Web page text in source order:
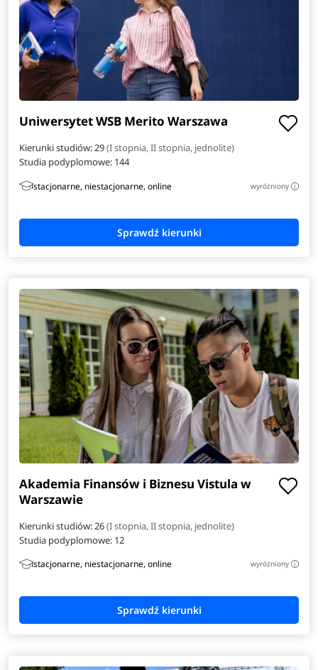
Uniwersytet WSB Merito Warszawa
Kierunki studiów: 29(I stopnia, II stopnia, jednolite)
Studia podyplomowe: 144
stacjonarne, niestacjonarne, online wyróżniony i
Akademia Finansów i Biznesu Vistula w
Warszawie
Kierunki studiów: 26(I stopnia, II stopnia, jednolite)
Studia podyplomowe: 12
stacjonarne, niestacjonarne, online wyróżniony i